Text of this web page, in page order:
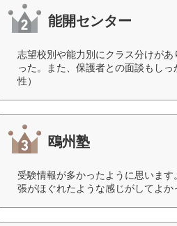
能開センター
志望校別や能力別にクラス分けが
った。また、保護者との面談もし
性）
鴎州塾
受験情報が多かったように思いま
張がほぐれたような感じがしてよか